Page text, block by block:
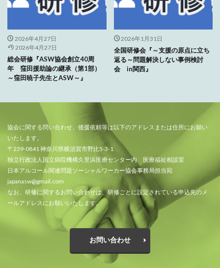
2026年4月27日
2026年4月27日
総会研修『ASW協会創立40周
年 窪田援助論の継承（第1部）
～窪田暁子先生とASW～』
2026年1月31日
全国研修会『～支援の原点に立ち
返る～問題解決しない事例検討
会 in関西』
協会に関する問い合わせ、後援依頼等は以下のアドレスまたは住所にお願い
いたします。
〒239-0841 神奈川県横須賀市野比5-3-1
独立行政法人国立病院機構久里浜医療センター内 医療福祉相談室
日本アルコール関連問題ソーシャルワーカー協会事務局担当宛
japanasw@gmail.com
なお、研修に関するお問い合わせは、研修ごとに設定されている申込先のメ
ールアドレスにお願いいたします。
お問い合わせ